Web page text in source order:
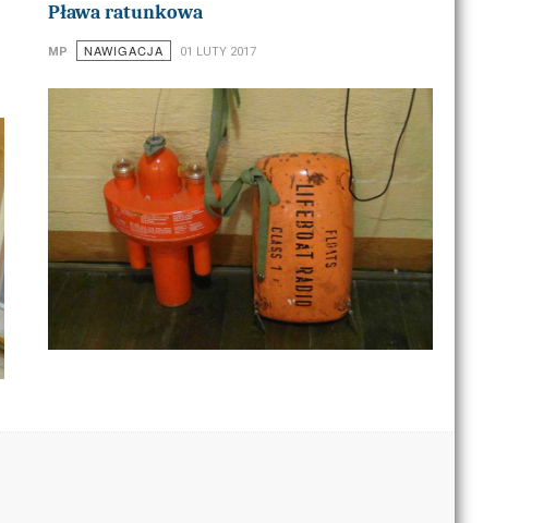
Pława ratunkowa
MP NAWIGACJA 01 LUTY 2017